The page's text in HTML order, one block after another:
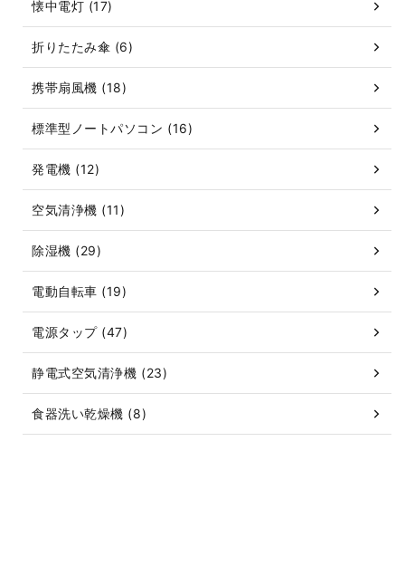
懐中電灯 (17)
折りたたみ傘 (6)
携帯扇風機 (18)
標準型ノートパソコン (16)
発電機 (12)
空気清浄機 (11)
除湿機 (29)
電動自転車 (19)
電源タップ (47)
静電式空気清浄機 (23)
食器洗い乾燥機 (8)